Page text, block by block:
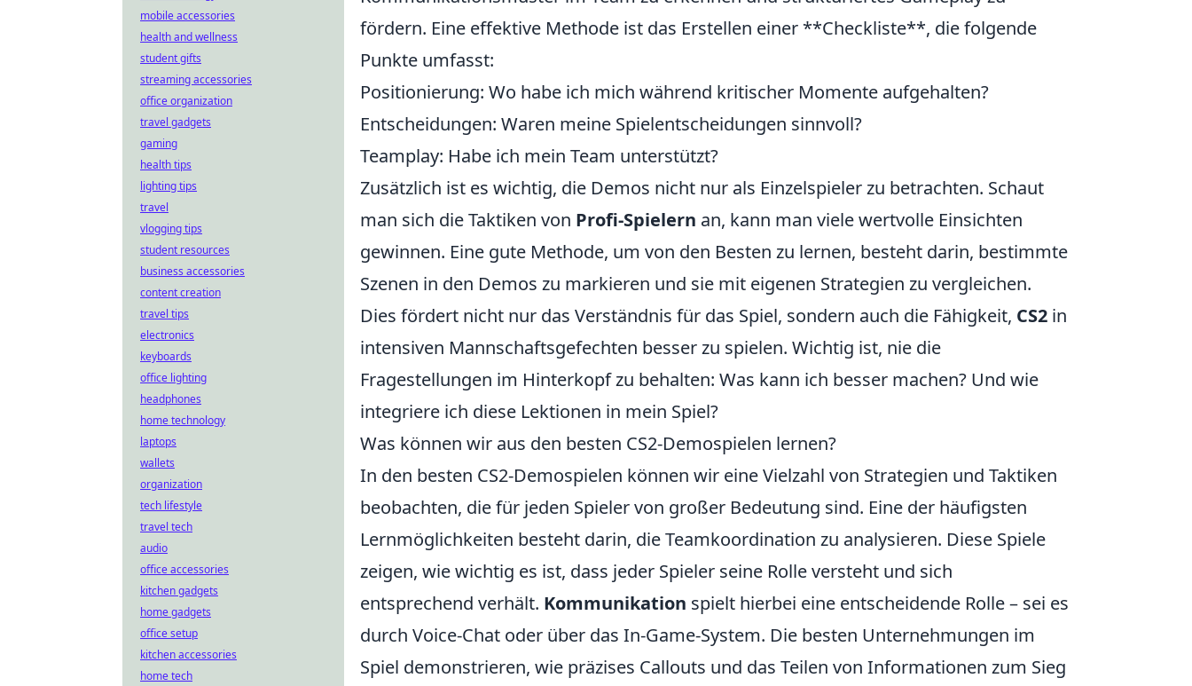
fördern. Eine effektive Methode ist das Erstellen einer **Checkliste**, die folgende
Punkte umfasst:
Positionierung: Wo habe ich mich während kritischer Momente aufgehalten?
Entscheidungen: Waren meine Spielentscheidungen sinnvoll?
Teamplay: Habe ich mein Team unterstützt?
Zusätzlich ist es wichtig, die Demos nicht nur als Einzelspieler zu betrachten. Schaut
man sich die Taktiken von Profi-Spielern an, kann man viele wertvolle Einsichten
gewinnen. Eine gute Methode, um von den Besten zu lernen, besteht darin, bestimmte
Szenen in den Demos zu markieren und sie mit eigenen Strategien zu vergleichen.
Dies fördert nicht nur das Verständnis für das Spiel, sondern auch die Fähigkeit, CS2 in
intensiven Mannschaftsgefechten besser zu spielen. Wichtig ist, nie die
Fragestellungen im Hinterkopf zu behalten: Was kann ich besser machen? Und wie
integriere ich diese Lektionen in mein Spiel?
Was können wir aus den besten CS2-Demospielen lernen?
In den besten CS2-Demospielen können wir eine Vielzahl von Strategien und Taktiken
beobachten, die für jeden Spieler von großer Bedeutung sind. Eine der häufigsten
Lernmöglichkeiten besteht darin, die Teamkoordination zu analysieren. Diese Spiele
zeigen, wie wichtig es ist, dass jeder Spieler seine Rolle versteht und sich
entsprechend verhält. Kommunikation spielt hierbei eine entscheidende Rolle – sei es
durch Voice-Chat oder über das In-Game-System. Die besten Unternehmungen im
Spiel demonstrieren, wie präzises Callouts und das Teilen von Informationen zum Sieg
mobile accessories
health and wellness
student gifts
streaming accessories
office organization
travel gadgets
gaming
health tips
lighting tips
travel
vlogging tips
student resources
business accessories
content creation
travel tips
electronics
keyboards
office lighting
headphones
home technology
laptops
wallets
organization
tech lifestyle
travel tech
audio
office accessories
kitchen gadgets
home gadgets
office setup
kitchen accessories
home tech